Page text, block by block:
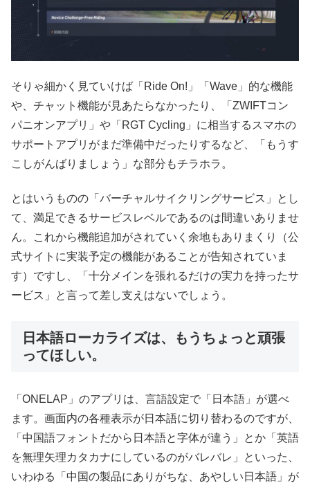
そりゃ細かく見ていけば「Ride On!」「Wave」的な機能
や、チャット機能が見あたらなかったり、「ZWIFTコン
パニオンアプリ」や「RGT Cycling」に相当するスマホの
サポートアプリがまだ準備中だったりするなど、「もうす
こしがんばりましょう」な部分もチラホラ。
とはいうものの「バーチャルサイクリングサービス」とし
て、満足できるサービスレベルであるのは間違いありませ
ん。これから機能追加がされていく余地もありまくり（公
式サイトに実装予定の機能があることが告知されていま
す）ですし、「十分メインを張れるだけの実力を持ったサ
ービス」と言って差し支えはないでしょう。
日本語ローカライズは、もうちょっと頑張
ってほしい。
「ONELAP」のアプリは、言語設定で「日本語」が選べ
ます。画面内の各種表示が日本語に切り替わるのですが、
「中国語フォントだから日本語と字体が違う」とか「英語
を無理矢理カタカナにしているのがバレバレ」といった、
いわゆる「中国の製品にありがちな、あやしい日本語」が